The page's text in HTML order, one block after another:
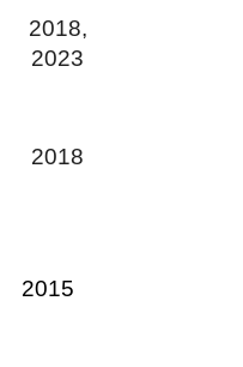
2018,
2023
2018
2015